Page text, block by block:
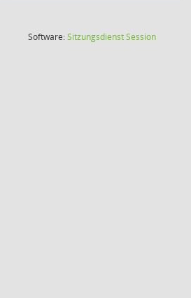
Software:SitzungsdienstSession(Wird in